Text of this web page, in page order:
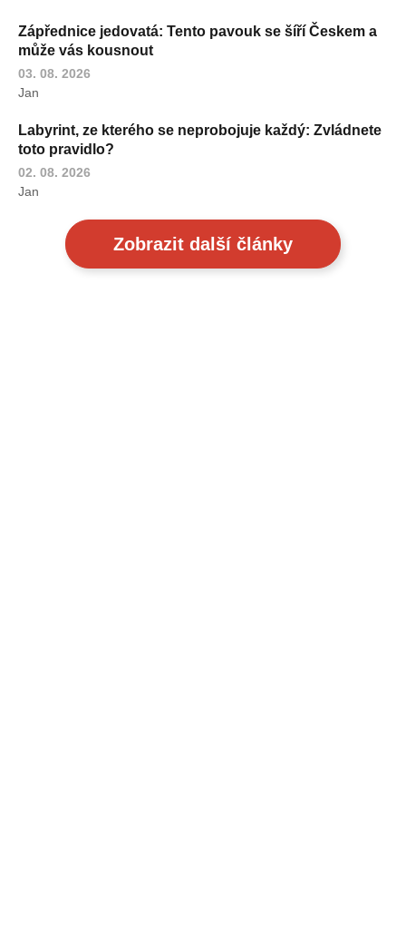
Zápřednice jedovatá: Tento pavouk se šíří Českem a
může vás kousnout
03. 08. 2026
Jan
Labyrint, ze kterého se neprobojuje každý: Zvládnete
toto pravidlo?
02. 08. 2026
Jan
Zobrazit další články